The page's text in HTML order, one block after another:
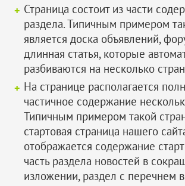
Страница состоит из части
раздела. Типичным примером
является доска объявлений,
длинная статья, которые
разбиваются на несколько
На странице располагается
частичное содержание
Типичным примером такой
стартовая страница нашего
отображается содержание
часть раздела новостей в
изложении, раздел с перечнем